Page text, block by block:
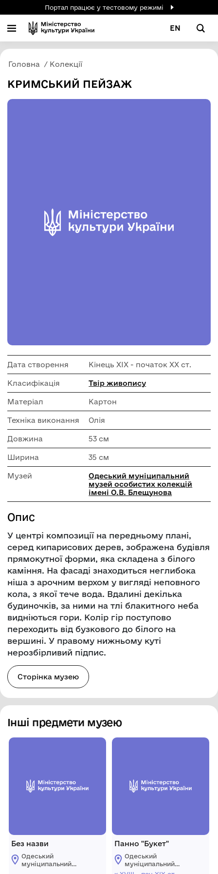
Портал працює у тестовому режимі
EN
Головна Колекції
КРИМСЬКИЙ ПЕЙЗАЖ
Дата створення Кінець ХІХ - початок ХХ ст.
Класифікація Твір живопису
Матеріал Картон
Техніка виконання Олія
Довжина 53 см
Ширина 35 см
Музей
Одеський муніципальний
музей особистих колекцій
імені О.В. Блещунова
Опис
У центрі композиції на передньому плані,
серед кипарисових дерев, зображена будівля
прямокутної форми, яка складена з білого
каміння. На фасаді знаходиться неглибока
ніша з арочним верхом у вигляді неповного
кола, з якої тече вода. Вдалині декілька
будиночків, за ними на тлі блакитного неба
видніються гори. Колір гір поступово
переходить від бузкового до білого на
вершині. У правому нижньому куті
нерозбірливий підпис.
Сторінка музею
Інші предмети музею
Без назви
Одеський
муніципальний
Панно "Букет"
Одеський
муніципальний
музей особистих